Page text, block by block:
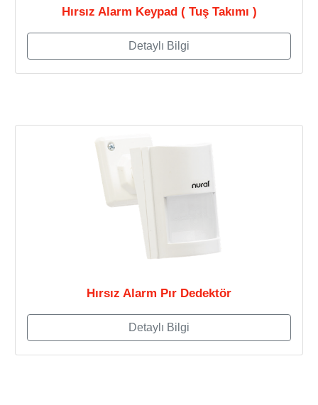
Hırsız Alarm Keypad ( Tuş Takımı )
Detaylı Bilgi
Hırsız Alarm Pır Dedektör
Detaylı Bilgi